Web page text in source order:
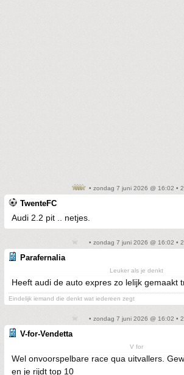
• zondag 7 juni 2026 @ 16:02 •
TwenteFC
Audi 2.2 pit .. netjes.
• zondag 7 juni 2026 @ 16:02 •
Parafernalia
Leuker als je denkt
Heeft audi de auto expres zo lelijk gemaakt
Eindelijk iemand die denkt wat iedereen zegt
• zondag 7 juni 2026 @ 16:02 •
V-for-Vendetta
V for
Wel onvoorspelbare race qua uitvallers.
en je rijdt top 10